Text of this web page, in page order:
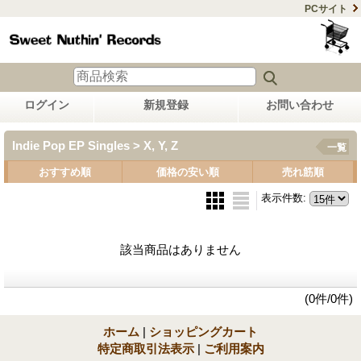
PCサイト
ログイン 新規登録 お問い合わせ
Indie Pop EP Singles > X, Y, Z 一覧
おすすめ順 価格の安い順 売れ筋順
表示件数:
該当商品はありません
(0件/0件)
ホーム | ショッピングカート
特定商取引法表示 | ご利用案内